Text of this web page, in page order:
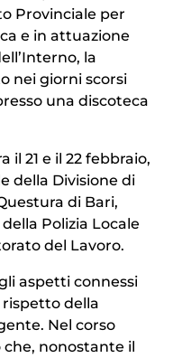
Provinciale per
e in attuazione
la
nei giorni scorsi
una discoteca
il 21 e il 22 febbraio,
della Divisione di
di Bari,
Polizia Locale
del Lavoro.
aspetti connessi
rispetto della
Nel corso
nonostante il